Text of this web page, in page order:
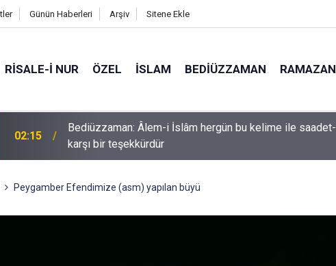
Günün Haberleri Arşiv Sitene Ekle
RISALE-I NUR ÖZEL İSLAM BEDIÜZZAMAN RAMAZAN
01:45 Cimrilik etme ki, Allah da senden ihsanını kesmesin
Peygamber Efendimize (asm) yapılan büyü